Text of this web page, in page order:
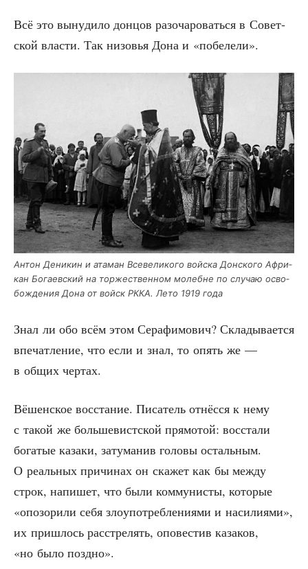
Всё это выну­ди­ло дон­цов разо­ча­ро­вать­ся в Совет­
ской вла­сти. Так низо­вья Дона и «побе­ле­ли».
Антон Дени­кин и ата­ман Все­ве­ли­ко­го вой­ска Дон­ско­го Афри­
кан Бога­ев­ский на тор­же­ствен­ном молебне по слу­чаю осво­
бож­де­ния Дона от войск РККА. Лето 1919 года
Знал ли обо всём этом Сера­фи­мо­вич? Скла­ды­ва­ет­ся
впе­чат­ле­ние, что если и знал, то опять же —
в общих чертах.
Вёшен­ское вос­ста­ние. Писа­тель отнёс­ся к нему
с такой же боль­ше­вист­ской пря­мо­той: вос­ста­ли
бога­тые каза­ки, зату­ма­нив голо­вы осталь­ным.
О реаль­ных при­чи­нах он ска­жет как бы меж­ду
строк, напи­шет, что были ком­му­ни­сты, кото­рые
«опо­зо­ри­ли себя зло­упо­треб­ле­ни­я­ми и наси­ли­я­ми»,
их при­шлось рас­стре­лять, опо­ве­стив каза­ков,
«но было поздно».